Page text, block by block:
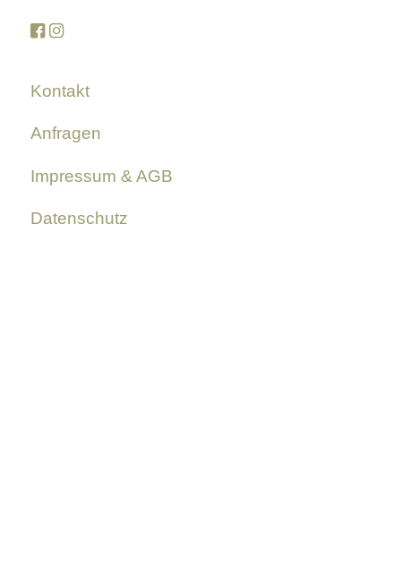
Kontakt
Anfragen
Impressum & AGB
Datenschutz